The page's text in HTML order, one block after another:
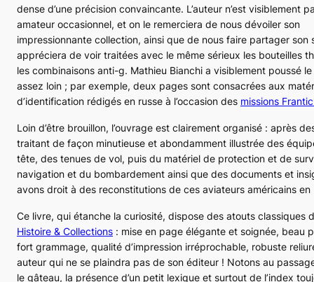
dense d’une précision convaincante. L’auteur n’est visiblement
amateur occasionnel, et on le remerciera de nous dévoiler son
impressionnante collection, ainsi que de nous faire partager son
appréciera de voir traitées avec le même sérieux les bouteilles
les combinaisons anti-g. Mathieu Bianchi a visiblement poussé
assez loin ; par exemple, deux pages sont consacrées aux
d’identification rédigés en russe à l’occasion des missions Frantic
Loin d’être brouillon, l’ouvrage est clairement organisé : après
traitant de façon minutieuse et abondamment illustrée des
tête, des tenues de vol, puis du matériel de protection et de
navigation et du bombardement ainsi que des documents et
avons droit à des reconstitutions de ces aviateurs américains en
Ce livre, qui étanche la curiosité, dispose des atouts classiques
Histoire & Collections : mise en page élégante et soignée, beau
fort grammage, qualité d’impression irréprochable, robuste
auteur qui ne se plaindra pas de son éditeur ! Notons au
le gâteau, la présence d’un petit lexique et surtout de l’index